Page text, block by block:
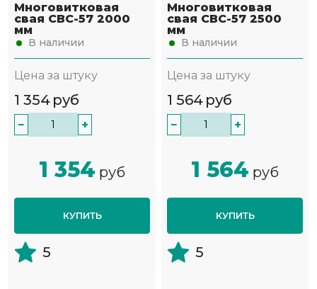
Многовитковая
свая СВС-57 2000
мм
В наличии
Цена за штуку
1 354 руб
− +
1 354 руб
КУПИТЬ
5
Многовитковая
свая СВС-57 2500
мм
В наличии
Цена за штуку
1 564 руб
− +
1 564 руб
КУПИТЬ
5